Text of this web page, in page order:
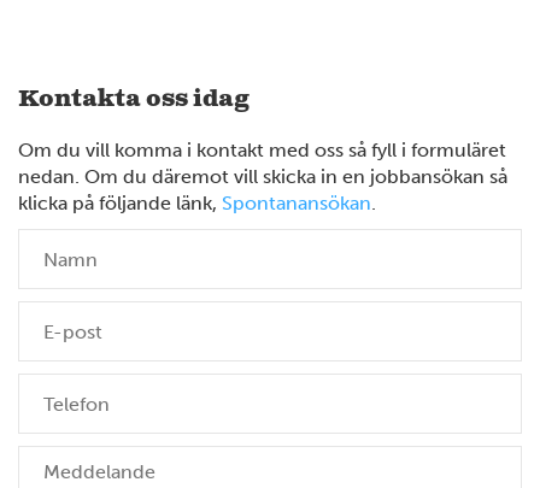
Kontakta oss idag
Om du vill komma i kontakt med oss så fyll i formuläret
nedan. Om du däremot vill skicka in en jobbansökan så
klicka på följande länk, Spontanansökan.